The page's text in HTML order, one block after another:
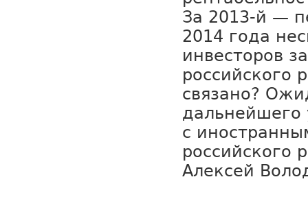
За 2013-й —
2014 года
инвесторов
российского
связано?
дальнейшего
с
российского
Алексей